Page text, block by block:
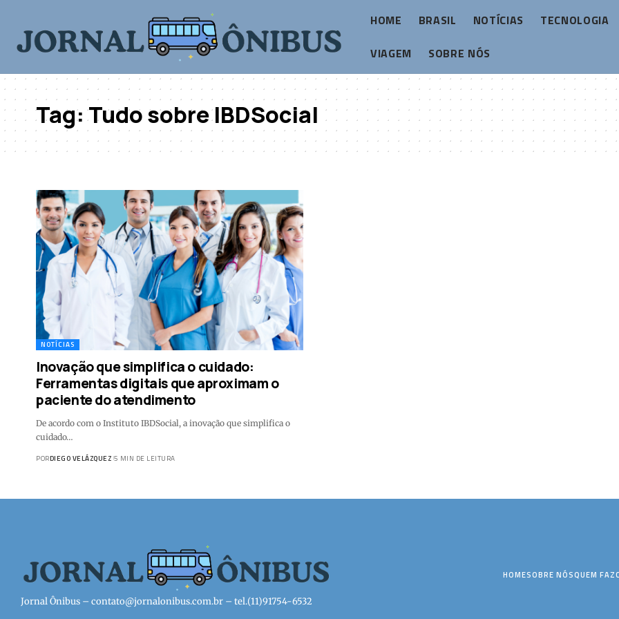
HOME BRASIL NOTÍCIAS
TECNOLOGIA
VIAGEM
SOBRE NÓS
Tag:Tudo sobre IBDSocial
NOTÍCIAS
Inovação que simplifica o cuidado:
Ferramentas digitais que aproximam o
paciente do atendimento
De acordo com o Instituto IBDSocial, a inovação que simplifica o
cuidado…
PORDIEGO VELÁZQUEZ 5 MIN DE LEITURA
Jornal Ônibus – contato@jornalonibus.com.br – tel.(11)91754-6532
HOMESOBRE NÓSQUEM FAZ